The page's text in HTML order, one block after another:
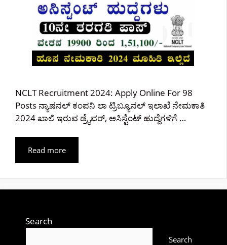
NCLT Recruitment 2024: Apply Online For 98
Posts ನ್ಯಾಷನಲ್ ಕಂಪನಿ ಲಾ ಟ್ರಿಬ್ಯೂನಲ್ ಇಲಾಖೆ ನೇಮಕಾತಿ
2024 ಖಾಲಿ ಇರುವ ಡ್ರೈವರ್, ಅಸಿಸ್ಟೆಂಟ್ ಹುದ್ದೆಗಳಿಗೆ …
Read more
Search
Search